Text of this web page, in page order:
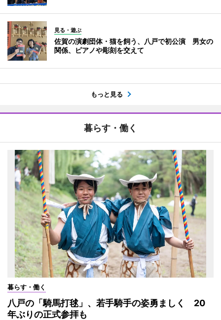
見る・遊ぶ
佐賀の演劇団体・猫を飼う、八戸で初公演 男女の
関係、ピアノや彫刻を交えて
もっと見る
暮らす・働く
暮らす・働く
八戸の「騎馬打毬」、若手騎手の姿勇ましく 20
年ぶりの正式参拝も